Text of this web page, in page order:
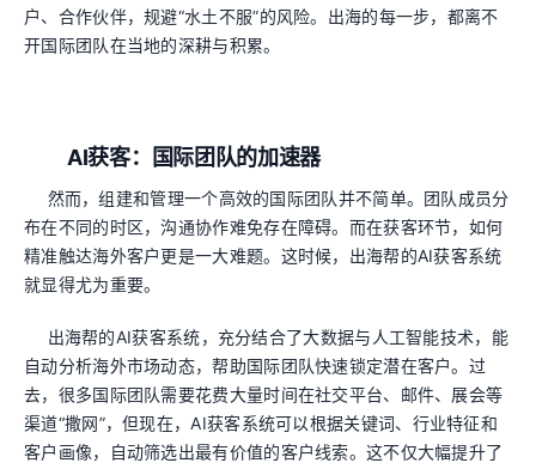
户、合作伙伴，规避“水土不服”的风险。出海的每一步，都离不
开国际团队在当地的深耕与积累。
AI获客：国际团队的加速器
然而，组建和管理一个高效的国际团队并不简单。团队成员分
布在不同的时区，沟通协作难免存在障碍。而在获客环节，如何
精准触达海外客户更是一大难题。这时候，出海帮的AI获客系统
就显得尤为重要。
出海帮的AI获客系统，充分结合了大数据与人工智能技术，能
自动分析海外市场动态，帮助国际团队快速锁定潜在客户。过
去，很多国际团队需要花费大量时间在社交平台、邮件、展会等
渠道“撒网”，但现在，AI获客系统可以根据关键词、行业特征和
客户画像，自动筛选出最有价值的客户线索。这不仅大幅提升了